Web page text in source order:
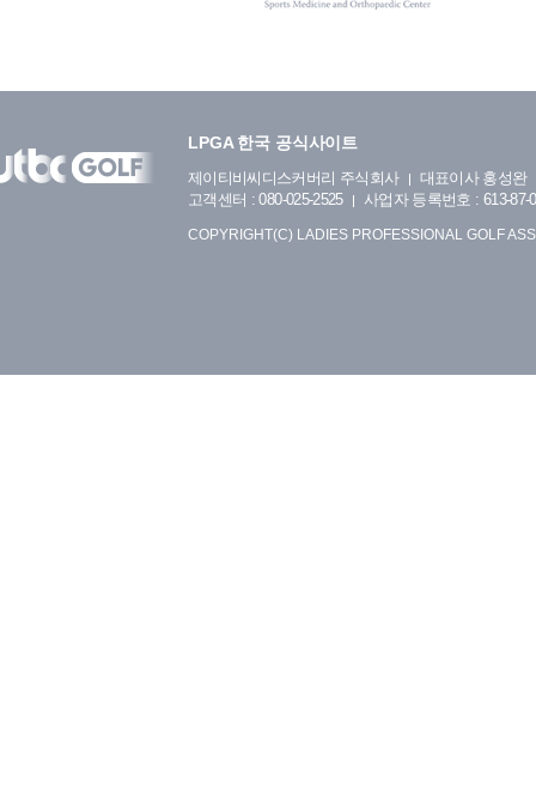
LPGA 한국 공식사이트
제이티비씨디스커버리 주식회사
대표이사 홍성완
고객센터 : 080-025-2525
사업자 등록번호 : 613-87-
COPYRIGHT(C) LADIES PROFESSIONAL GOLF